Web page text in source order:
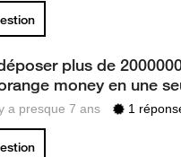
plus de
money en une
a presque 7 ans 1